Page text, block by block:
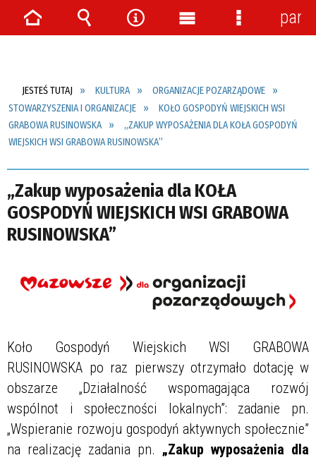
JESTEŚ TUTAJ KULTURA
ORGANIZACJE POZARZĄDOWE
STOWARZYSZENIA I ORGANIZACJE
KOŁO GOSPODYŃ WIEJSKICH WSI
GRABOWA RUSINOWSKA
„ZAKUP WYPOSAŻENIA DLA KOŁA GOSPODYŃ
WIEJSKICH WSI GRABOWA RUSINOWSKA”
„Zakup wyposażenia dla KOŁA
GOSPODYŃ WIEJSKICH WSI GRABOWA
RUSINOWSKA”
Koło Gospodyń Wiejskich WSI GRABOWA
RUSINOWSKA po raz pierwszy otrzymało dotację w
obszarze „Działalność wspomagająca rozwój
wspólnot i społeczności lokalnych”: zadanie pn.
„Wspieranie rozwoju gospodyń aktywnych społecznie”
na realizację zadania pn. „Zakup wyposażenia dla
Strona Wyszukiwarka
NarzędziaMenu
Menu
panel